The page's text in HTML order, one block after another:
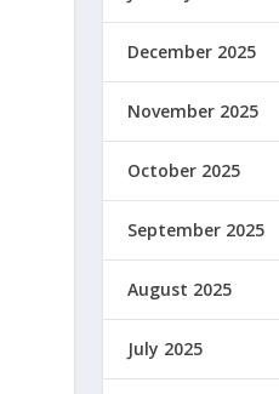
December 2025
November 2025
October 2025
September 2025
August 2025
July 2025